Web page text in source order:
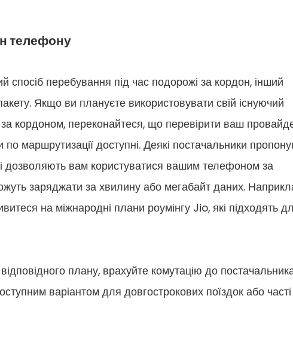
телефону
перебування під час подорожі за кордон, інший
Якщо ви плануєте використовувати свій існуючий
кордоном, переконайтеся, що перевірити ваш
маршрутизації доступні. Деякі постачальники
дозволяють вам користуватися вашим телефоном за
заряджати за хвилину або мегабайт даних.
на міжнародні плани роумінгу Jio, які підходять
плану, врахуйте комутацію до
варіантом для довгострокових поїздок або часті